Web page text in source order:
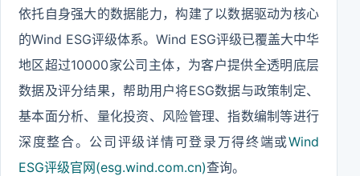
依托自身强大的数据能力，构建了以数据驱动为核心
的Wind ESG评级体系。Wind ESG评级已覆盖大中华
地区超过10000家公司主体，为客户提供全透明底层
数据及评分结果，帮助用户将ESG数据与政策制定、
基本面分析、量化投资、风险管理、指数编制等进行
深度整合。公司评级详情可登录万得终端或Wind
ESG评级官网(esg.wind.com.cn)查询。